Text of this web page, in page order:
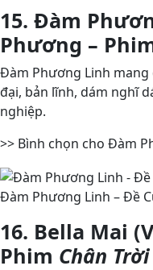
15. Đàm
Phương –
Đàm Phương Linh
đại, bản lĩnh, dám nghĩ
nghiệp.
>> Bình chọn cho Đàm
Đàm Phương Linh – Đề
16. Bella Mai
Phim Chân